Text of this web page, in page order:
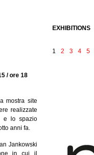
EXHIBITIONS
1 2 3 4 5
/ ore 18
mostra site
realizzate
e lo spazio
anni fa.
Jankowski
in cui il